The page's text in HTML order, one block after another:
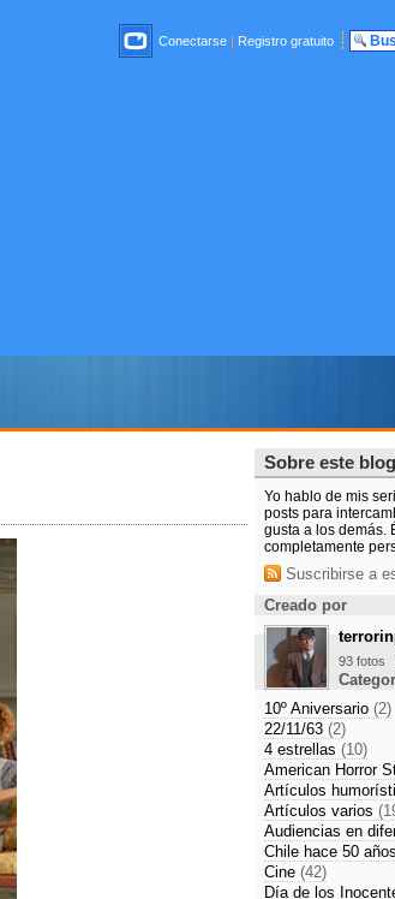
Conectarse | Registro gratuito
Sobre este
Yo hablo de mis
posts para
gusta a los demás.
completamente
Suscribirse a
Creado por
93 fotos
10º Aniversario (2)
22/11/63 (2)
4 estrellas (10)
American Horror
Artículos
Artículos varios
Audiencias en
Chile hace 50 años
Cine (42)
Día de los